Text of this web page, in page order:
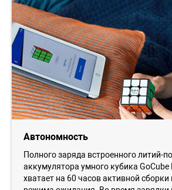
Автономность
Полного заряда встроенного литий-
аккумулятора умного кубика GoCube
хватает на 60 часов активной сборки